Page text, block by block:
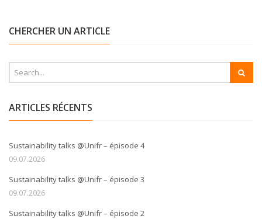
CHERCHER UN ARTICLE
ARTICLES RÉCENTS
Sustainability talks @Unifr – épisode 4
09.07.2026
Sustainability talks @Unifr – épisode 3
09.07.2026
Sustainability talks @Unifr – épisode 2